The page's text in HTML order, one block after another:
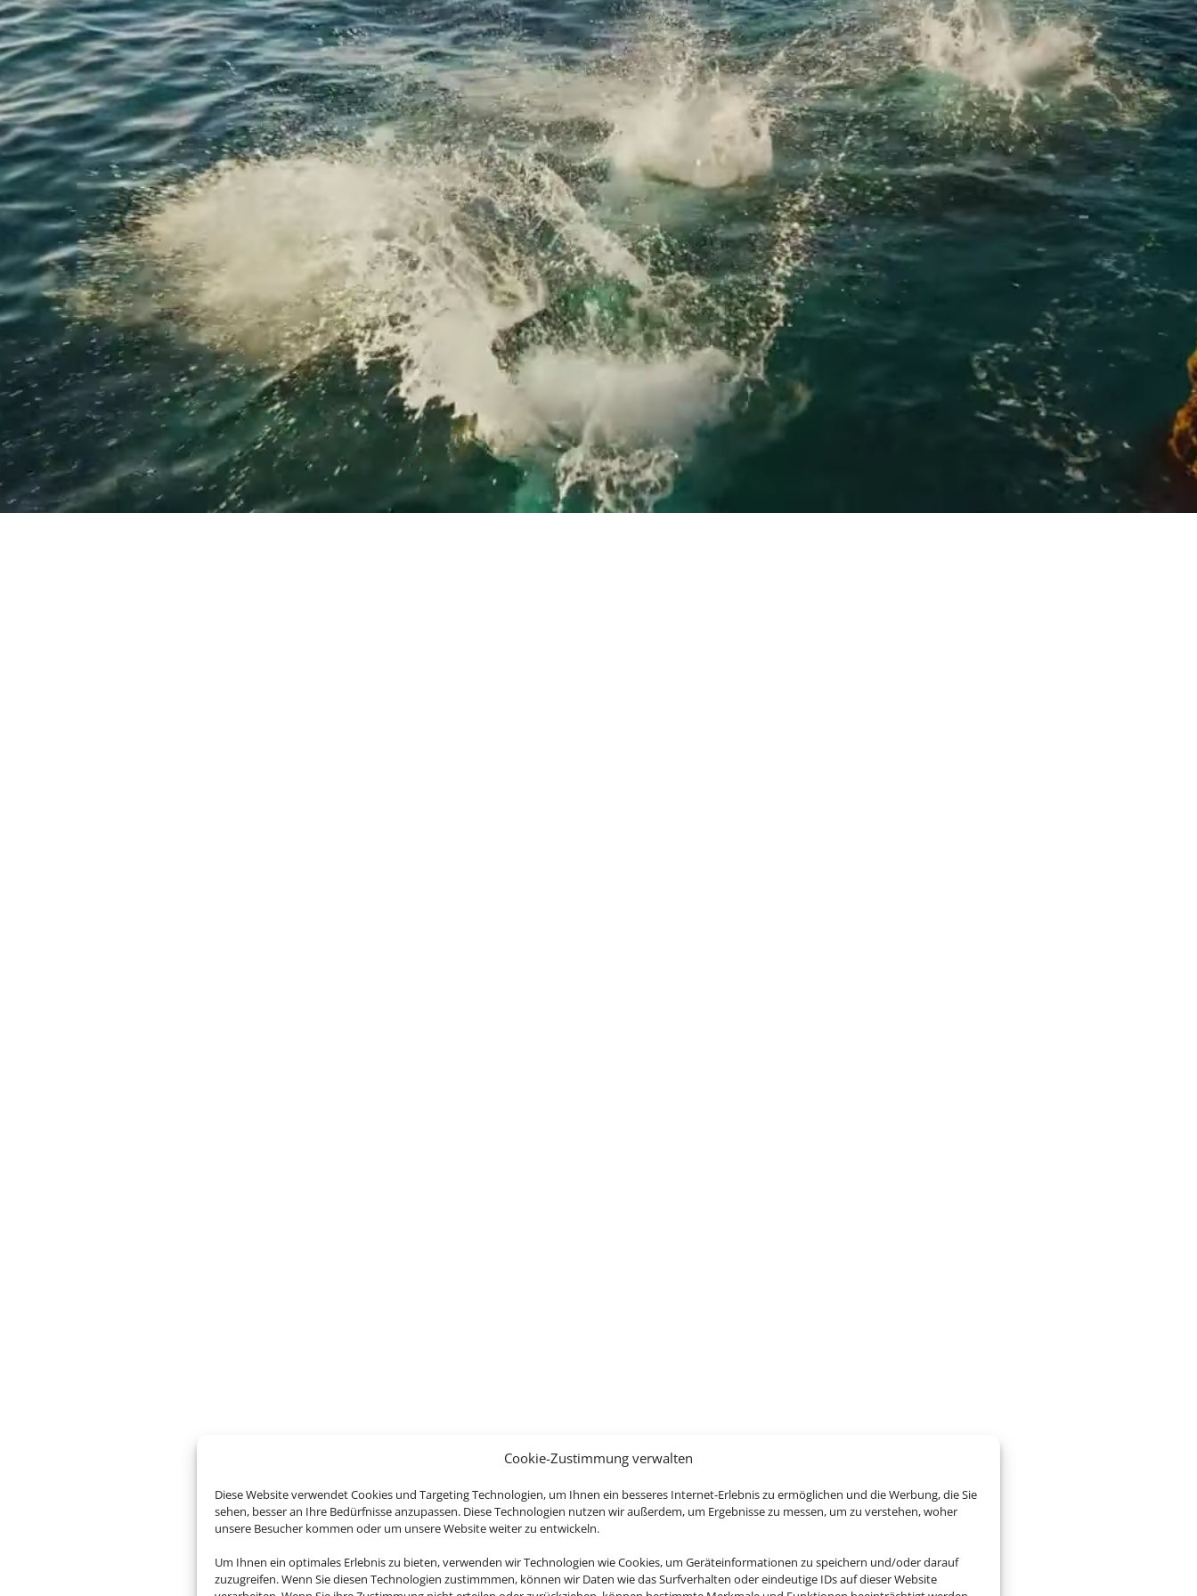
Cookie-Zustimmung verwalten
Diese Website verwendet Cookies und Targeting Technologien, um Ihnen ein besseres Internet-Erlebnis zu ermöglichen und die Werbung, die Sie
sehen, besser an Ihre Bedürfnisse anzupassen. Diese Technologien nutzen wir außerdem, um Ergebnisse zu messen, um zu verstehen, woher
unsere Besucher kommen oder um unsere Website weiter zu entwickeln.
Um Ihnen ein optimales Erlebnis zu bieten, verwenden wir Technologien wie Cookies, um Geräteinformationen zu speichern und/oder darauf
zuzugreifen. Wenn Sie diesen Technologien zustimmmen, können wir Daten wie das Surfverhalten oder eindeutige IDs auf dieser Website